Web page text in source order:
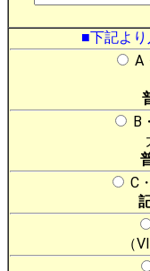
■下記より
A
B
大
C
（